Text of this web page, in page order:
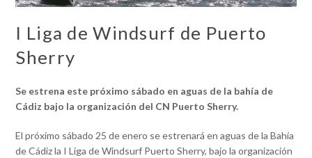
I Liga de Windsurf de Puerto
Sherry
Se estrena este próximo sábado en aguas de la bahía de
Cádiz bajo la organización del CN Puerto Sherry.
El próximo sábado 25 de enero se estrenará en aguas de la Bahía
de Cádiz la I Liga de Windsurf Puerto Sherry, bajo la organización